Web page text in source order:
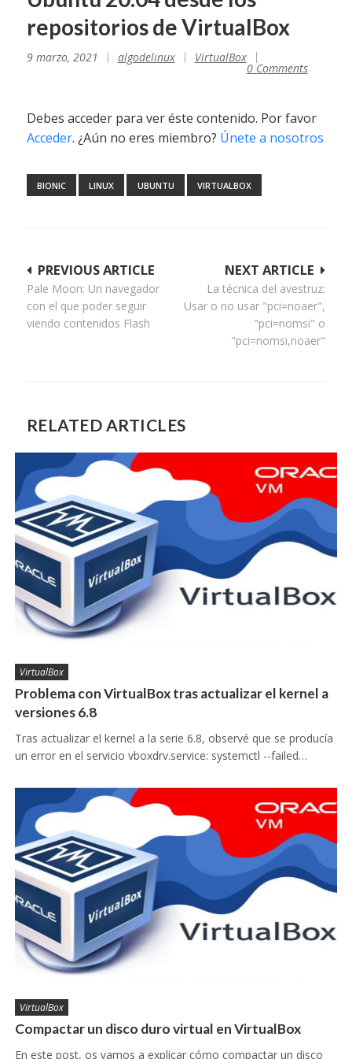
repositorios de VirtualBox
9 marzo, 2021 algodelinux VirtualBox
0 Comments
Debes acceder para ver éste contenido. Por favor
Acceder. ¿Aún no eres miembro? Únete a nosotros
BIONIC LINUX UBUNTU VIRTUALBOX
Navegación
de
entradas
NEXT ARTICLE
La técnica del avestruz:
Usar o no usar "pci=noaer",
"pci=nomsi" o
"pci=nomsi,noaer"
PREVIOUS ARTICLE
Pale Moon: Un navegador
con el que poder seguir
viendo contenidos Flash
RELATED ARTICLES
VirtualBox
Problema con VirtualBox tras actualizar el kernel a
versiones 6.8
Tras actualizar el kernel a la serie 6.8, observé que se producía
un error en el servicio vboxdrv.service: systemctl --failed…
VirtualBox
Compactar un disco duro virtual en VirtualBox
En este post, os vamos a explicar cómo compactar un disco